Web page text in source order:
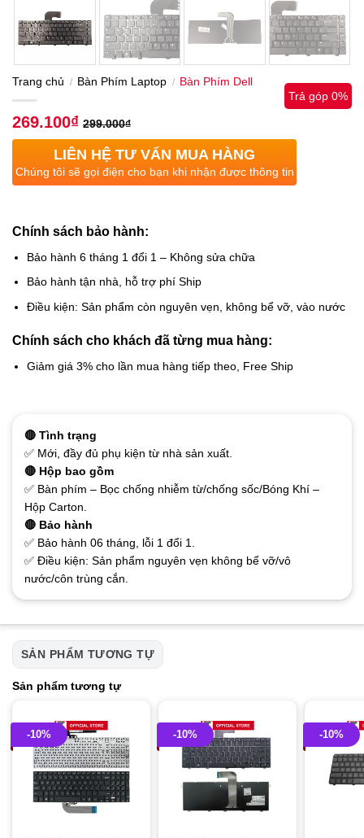
Trang chủ / Bàn Phím Laptop / Bàn Phím Dell
269.100₫ 299.000₫
Trả góp 0%
LIÊN HỆ TƯ VẤN MUA HÀNG
Chúng tôi sẽ gọi điện cho bạn khi nhận được thông tin
Chính sách bảo hành:
Bảo hành 6 tháng 1 đổi 1 – Không sửa chữa
Bảo hành tận nhà, hỗ trợ phí Ship
Điều kiện: Sản phẩm còn nguyên vẹn, không bể vỡ, vào nước
Chính sách cho khách đã từng mua hàng:
Giảm giá 3% cho lần mua hàng tiếp theo, Free Ship
🔴 Tình trạng
✅ Mới, đầy đủ phụ kiện từ nhà sản xuất.
🔴 Hộp bao gồm
✅ Bàn phím – Bọc chống nhiễm từ/chống sốc/Bóng Khí –
Hộp Carton.
🔴 Bảo hành
✅ Bảo hành 06 tháng, lỗi 1 đổi 1.
✅ Điều kiện: Sản phẩm nguyên vẹn không bể vỡ/vô
nước/côn trùng cắn.
SẢN PHẨM TƯƠNG TỰ
Sản phẩm tương tự
-10% -10% -10%